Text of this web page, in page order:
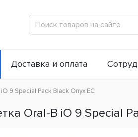
Доставка и оплата
9 Special Pack Black Onyx ЕС
Oral-B iO 9 Special